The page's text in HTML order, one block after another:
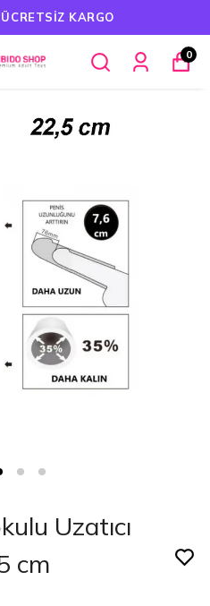
ÖDEMELERINDE %5 İNDIRIM
0
Uzatıcı
cm